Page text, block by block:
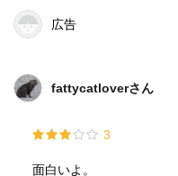
広告
fattycatloverさん
3
面白いよ。